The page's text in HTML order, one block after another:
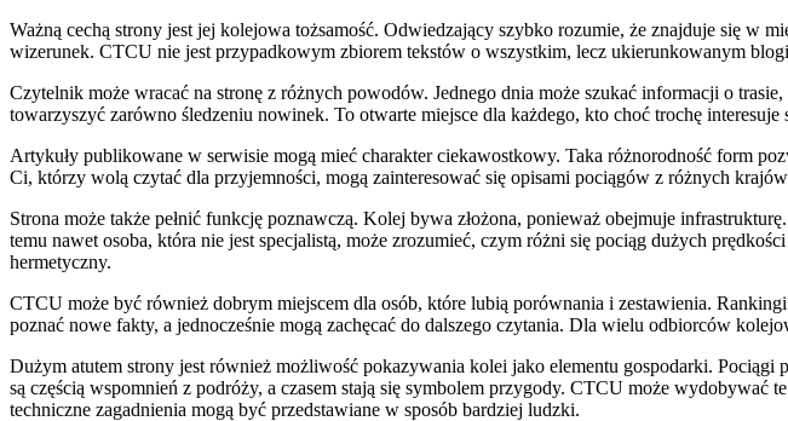
Ważną cechą strony jest jej kolejowa tożsamość. Odwiedzający szybko rozumie, że znajduje się w
wizerunek. CTCU nie jest przypadkowym zbiorem tekstów o wszystkim, lecz ukierunkowanym
Czytelnik może wracać na stronę z różnych powodów. Jednego dnia może szukać informacji o
towarzyszyć zarówno śledzeniu nowinek. To otwarte miejsce dla każdego, kto choć trochę interesuje
Artykuły publikowane w serwisie mogą mieć charakter ciekawostkowy. Taka różnorodność form
Ci, którzy wolą czytać dla przyjemności, mogą zainteresować się opisami pociągów z różnych
Strona może także pełnić funkcję poznawczą. Kolej bywa złożona, ponieważ obejmuje
temu nawet osoba, która nie jest specjalistą, może zrozumieć, czym różni się pociąg dużych
hermetyczny.
CTCU może być również dobrym miejscem dla osób, które lubią porównania i zestawienia.
poznać nowe fakty, a jednocześnie mogą zachęcać do dalszego czytania. Dla wielu odbiorców
Dużym atutem strony jest również możliwość pokazywania kolei jako elementu gospodarki.
są częścią wspomnień z podróży, a czasem stają się symbolem przygody. CTCU może
techniczne zagadnienia mogą być przedstawiane w sposób bardziej ludzki.